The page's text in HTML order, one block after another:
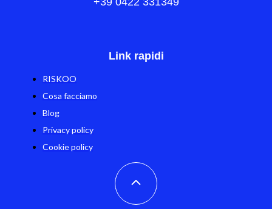
Link rapidi
RISKOO
Cosa facciamo
Blog
Privacy policy
Cookie policy